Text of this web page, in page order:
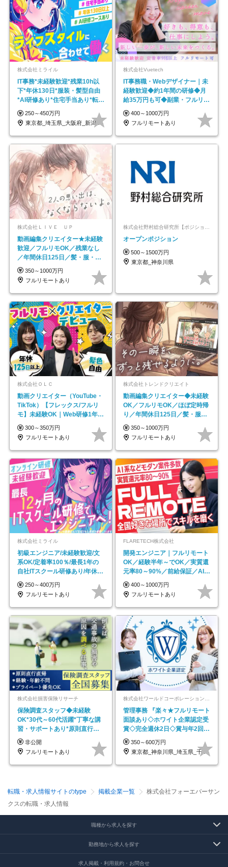
株式会社ミライル
IT事務*未経験歓迎*残業10h以
下*年休130日*服装・髪型自由
*AI研修あり*住宅手当あり*転勤
なし
250～450万円
東京都_埼玉県_大阪府_新潟県_福岡県
株式会社Vuetech
IT事務職・Webデザイナー｜未
経験歓迎◆約1年間の研修◆月
給35万円も可◆副業・フルリモ
ート可◆年休126日
400～1000万円
フルリモートあり
株式会社ＬＩＶＥ ＵＰ
動画編集クリエイター★未経験
歓迎／フルリモOK／残業なし
／年間休日125日／髪・服・ネ
イル自由／研修充実で安心
350～1000万円
フルリモートあり
オープンポジション
500～1500万円
東京都_神奈川県
株式会社ＯＬＣ
動画クリエイター（YouTube・
TikTok）【フレックス/フルリ
モ】未経験OK｜Web研修1年間
｜副業OK
300～350万円
フルリモートあり
株式会社トレンドクリエイト
動画編集クリエイター◆未経験
OK／フルリモOK／ほぼ定時帰
り／年間休日125日／髪・服・
ネイル自由／副業OK
350～1000万円
フルリモートあり
株式会社ミライル
初級エンジニア/未経験歓迎/文
系OK/定着率100％/最長1年の
自社ITスクール研修あり/年休
130日
250～400万円
フルリモートあり
FLARETECH株式会社
開発エンジニア｜フルリモート
OK／経験半年～でOK／実質還
元率80～90%／前給保証／AI系
など最先端案件多数
400～1000万円
フルリモートあり
株式会社損害保険リサーチ
保険調査スタッフ◆未経験
OK*30代～60代活躍*丁寧な講
習・サポートあり*原則直行直
帰／全国募集・業務委託
非公開
フルリモートあり
管理事務 『楽々★フルリモート
面談あり◇ホワイト企業認定受
賞◇完全週休2日◇賞与年2回
/p13
350～600万円
東京都_神奈川県_埼玉県_千葉県_大阪府…
転職・求人情報サイトのtype 掲載企業一覧
株式会社フォーエバーサン
クスの転職・求人情報
職種から求人を探す
勤務地から求人を探す
求人掲載・利用規約・お問合せ